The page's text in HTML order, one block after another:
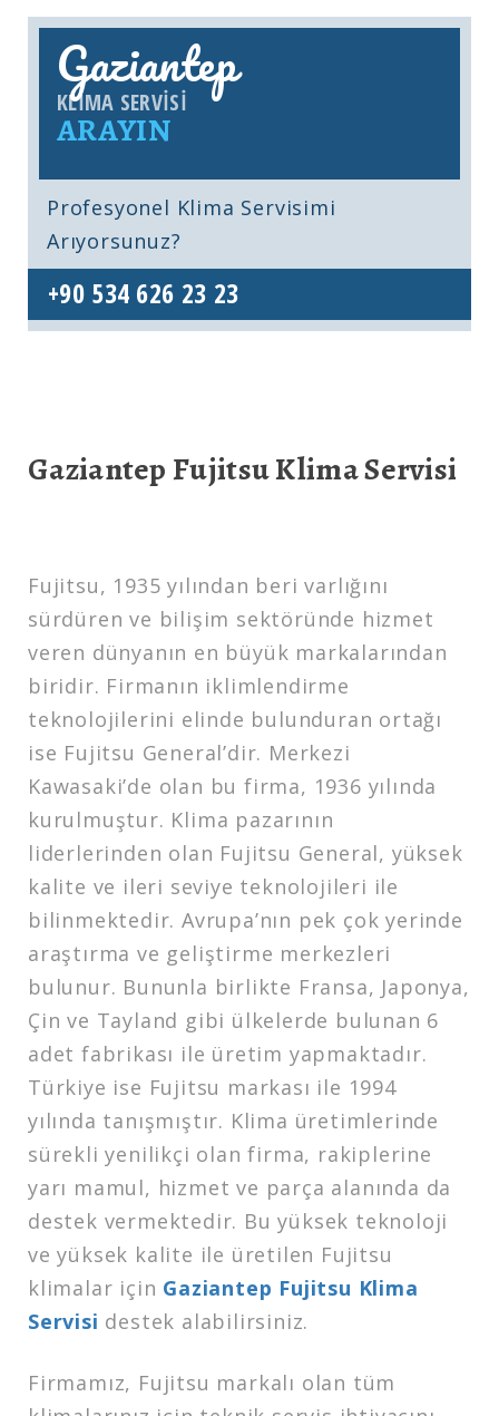
Gaziantep
KLIMA SERVISI
ARAYIN
Profesyonel Klima Servisimi
Arıyorsunuz?
+90 534 626 23 23
Gaziantep Fujitsu Klima Servisi
Fujitsu, 1935 yılından beri varlığını
sürdüren ve bilişim sektöründe hizmet
veren dünyanın en büyük markalarından
biridir. Firmanın iklimlendirme
teknolojilerini elinde bulunduran ortağı
ise Fujitsu General’dir. Merkezi
Kawasaki’de olan bu firma, 1936 yılında
kurulmuştur. Klima pazarının
liderlerinden olan Fujitsu General, yüksek
kalite ve ileri seviye teknolojileri ile
bilinmektedir. Avrupa’nın pek çok yerinde
araştırma ve geliştirme merkezleri
bulunur. Bununla birlikte Fransa, Japonya,
Çin ve Tayland gibi ülkelerde bulunan 6
adet fabrikası ile üretim yapmaktadır.
Türkiye ise Fujitsu markası ile 1994
yılında tanışmıştır. Klima üretimlerinde
sürekli yenilikçi olan firma, rakiplerine
yarı mamul, hizmet ve parça alanında da
destek vermektedir. Bu yüksek teknoloji
ve yüksek kalite ile üretilen Fujitsu
klimalar için Gaziantep Fujitsu Klima
Servisi destek alabilirsiniz.
Firmamız, Fujitsu markalı olan tüm